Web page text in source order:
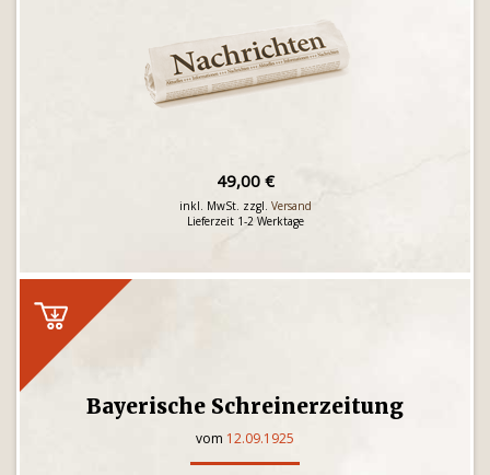
49,00 €
inkl. MwSt. zzgl. Versand
Lieferzeit 1-2 Werktage
Bayerische Schreinerzeitung
vom 12.09.1925